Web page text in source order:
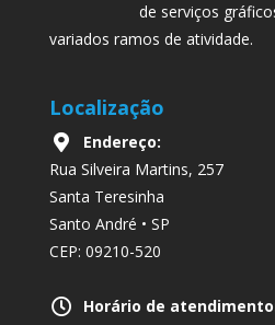
de serviços
variados ramos de atividade.
Localização
Endereço:
Rua Silveira Martins, 257
Santa Teresinha
Santo André • SP
CEP: 09210-520
Horário de